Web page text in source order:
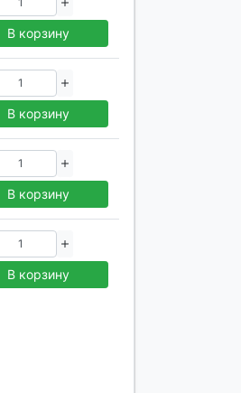
В корзину
В корзину
В корзину
В корзину